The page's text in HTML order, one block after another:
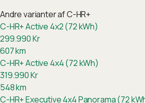
Andre varianter afC-HR+
C-HR+ Active 4x2 (72 kWh)
299.990Kr
607km
C-HR+ Active 4x4 (72 kWh)
319.990Kr
548km
C-HR+ Executive 4x4 Panorama (72